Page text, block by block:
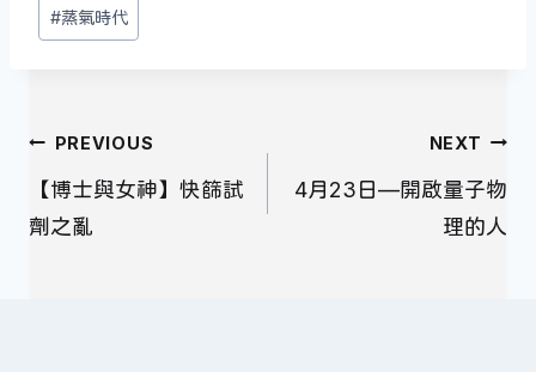
#蒸氣時代
文
章
導
PREVIOUS
【博士與女神】快篩試
劑之亂
NEXT
4月23日—開啟量子物
理的人